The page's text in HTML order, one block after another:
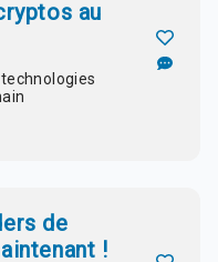
au
de
!